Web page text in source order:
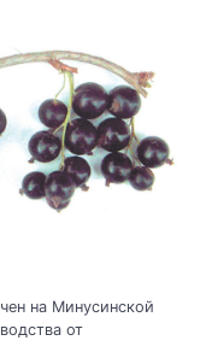
на Минусинской
от